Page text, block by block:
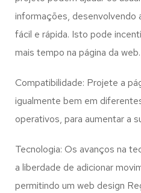
informações, desenvolvendo
fácil e rápida. Isto pode
mais tempo na página da web.
Compatibilidade: Projete a
igualmente bem em
operativos, para aumentar a
Tecnologia: Os avanços na
a liberdade de adicionar
permitindo um web design